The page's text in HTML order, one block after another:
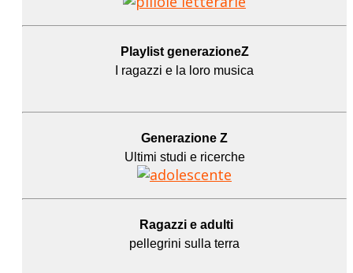
Playlist generazioneZ
I ragazzi e la loro musica
Generazione Z
Ultimi studi e ricerche
Ragazzi e adulti
pellegrini sulla terra